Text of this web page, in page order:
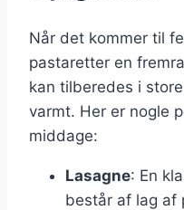
Når det kommer til
pastaretter en
kan tilberedes i
varmt. Her er nogle
middage:
Lasagne: En
består af lag af